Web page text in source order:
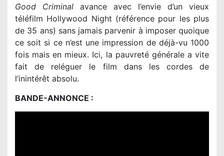
Good Criminal avance avec l’envie d’un vieux
téléfilm Hollywood Night (référence pour les plus
de 35 ans) sans jamais parvenir à imposer quoique
ce soit si ce n’est une impression de déjà-vu 1000
fois mais en mieux. Ici, la pauvreté générale a vite
fait de reléguer le film dans les cordes de
l’inintérêt absolu.
BANDE-ANNONCE :